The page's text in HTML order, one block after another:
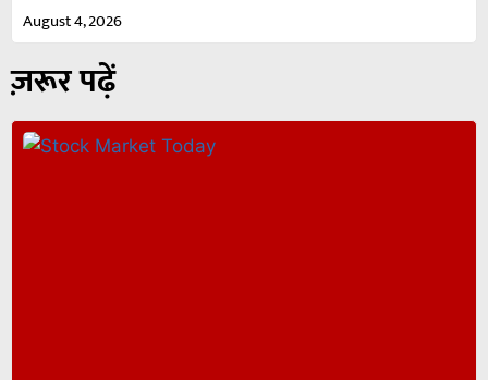
August 4, 2026
ज़रूर पढ़ें